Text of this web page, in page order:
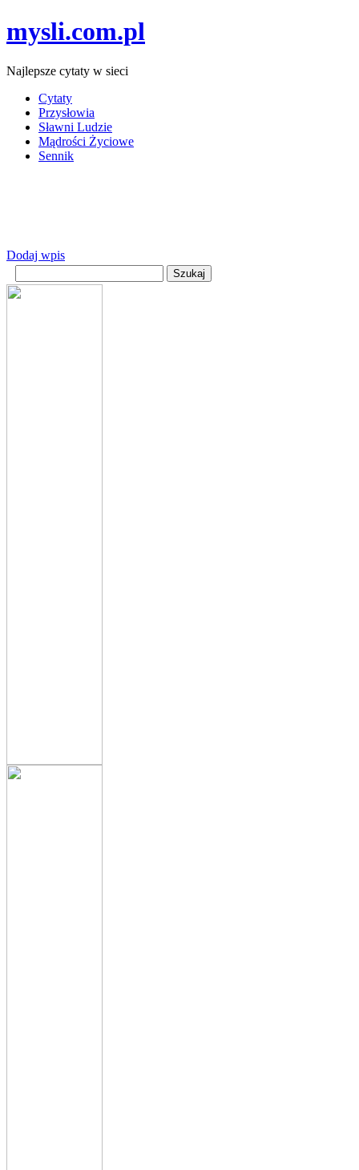
mysli.com.pl
Najlepsze cytaty w sieci
Cytaty
Przysłowia
Sławni Ludzie
Mądrości Życiowe
Sennik
Dodaj wpis